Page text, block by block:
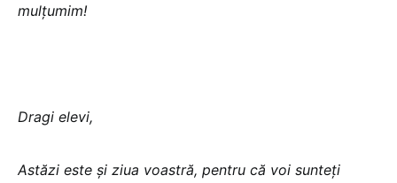
mulțumim!
Dragi elevi,
Astăzi este și ziua voastră, pentru că voi sunteți